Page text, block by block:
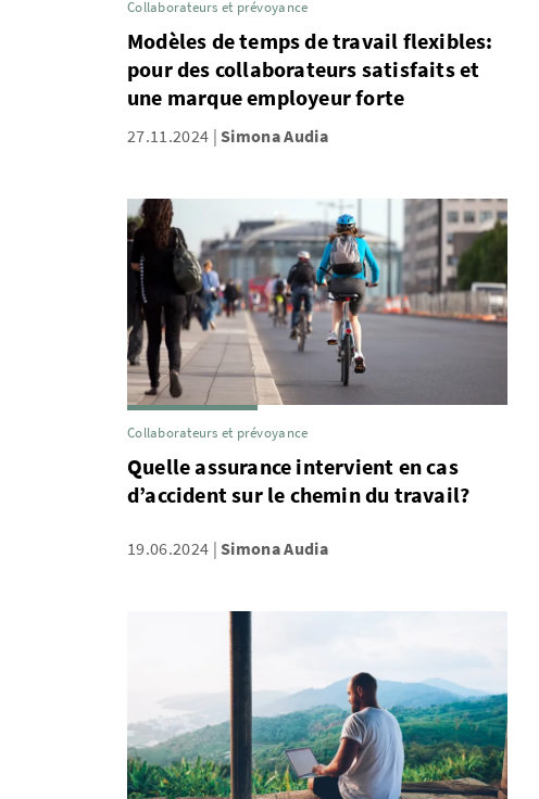
Collaborateurs et prévoyance
Modèles de temps de travail flexibles:
pour des collaborateurs satisfaits et
une marque employeur forte
27.11.2024 Simona Audia
Collaborateurs et prévoyance
Quelle assurance intervient en cas
d’accident sur le chemin du travail?
19.06.2024 Simona Audia